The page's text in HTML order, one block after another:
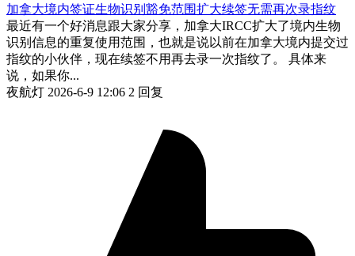
加拿大境内签证生物识别豁免范围扩大续签无需再次录指纹
最近有一个好消息跟大家分享，加拿大IRCC扩大了境内生物
识别信息的重复使用范围，也就是说以前在加拿大境内提交过
指纹的小伙伴，现在续签不用再去录一次指纹了。 具体来
说，如果你...
夜航灯 2026-6-9 12:06 2 回复